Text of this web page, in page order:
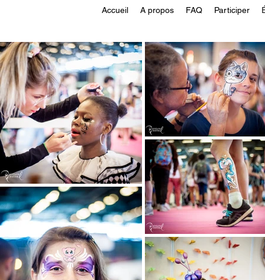
Accueil A propos FAQ Participer